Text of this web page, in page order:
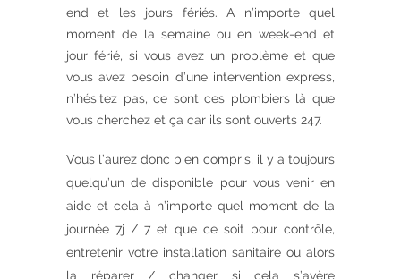
end et les jours fériés. A n’importe quel
moment de la semaine ou en week-end et
jour férié, si vous avez un problème et que
vous avez besoin d’une intervention express,
n’hésitez pas, ce sont ces plombiers là que
vous cherchez et ça car ils sont ouverts 247.
Vous l’aurez donc bien compris, il y a toujours
quelqu’un de disponible pour vous venir en
aide et cela à n’importe quel moment de la
journée 7j / 7 et que ce soit pour contrôle,
entretenir votre installation sanitaire ou alors
la réparer / changer si cela s’avère